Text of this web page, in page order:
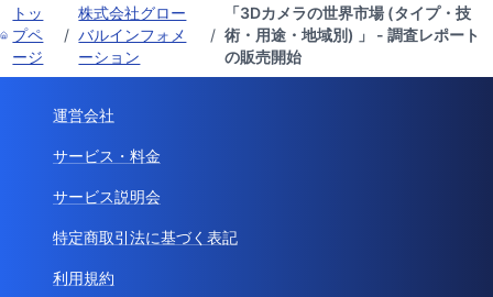
トッ
プペ
ージ
/
株式会社グロー
バルインフォメ
ーション
/
「3Dカメラの世界市場 (タイプ・技
術・用途・地域別) 」 - 調査レポート
の販売開始
運営会社
サービス・料金
サービス説明会
特定商取引法に基づく表記
利用規約